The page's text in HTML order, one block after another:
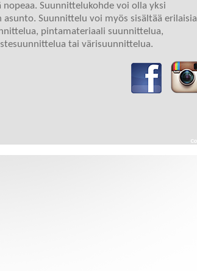
nopeaa. Suunnittelukohde voi olla yksi
Suunnittelu voi myös sisältää erilaisia
pintamateriaali suunnittelua,
tai värisuunnittelua.